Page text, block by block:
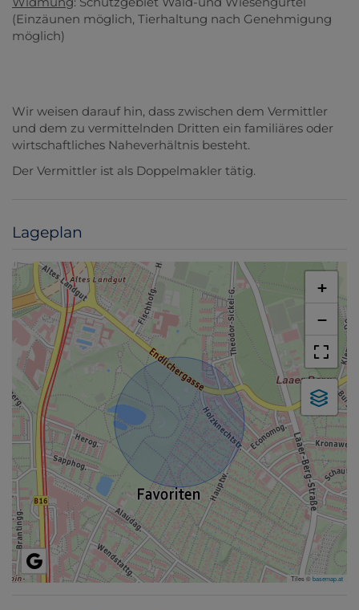
(Einzäunen möglich, Tierhaltung nach Genehmigung
möglich)
Wir weisen darauf hin, dass zwischen dem Vermittler
und dem zu vermittelnden Dritten ein familiäres oder
wirtschaftliches Naheverhältnis besteht.
Der Vermittler ist als Doppelmakler tätig.
Lageplan
+
−
Tiles ©basemap.at